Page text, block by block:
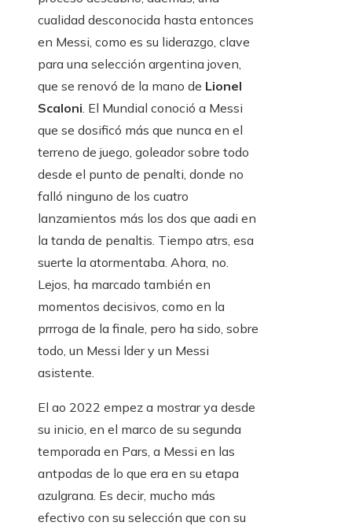
cualidad desconocida hasta entonces
en Messi, como es su liderazgo, clave
para una selección argentina joven,
que se renovó de la mano de Lionel
Scaloni . El Mundial conoció a Messi
que se dosificó más que nunca en el
terreno de juego, goleador sobre todo
desde el punto de penalti, donde no
falló ninguno de los cuatro
lanzamientos más los dos que aadi en
la tanda de penaltis. Tiempo atrs, esa
suerte la atormentaba. Ahora, no.
Lejos, ha marcado también en
momentos decisivos, como en la
prrroga de la finale, pero ha sido, sobre
todo, un Messi lder y un Messi
asistente.
El ao 2022 empez a mostrar ya desde
su inicio, en el marco de su segunda
temporada en Pars, a Messi en las
antpodas de lo que era en su etapa
azulgrana. Es decir, mucho más
efectivo con su selección que con su